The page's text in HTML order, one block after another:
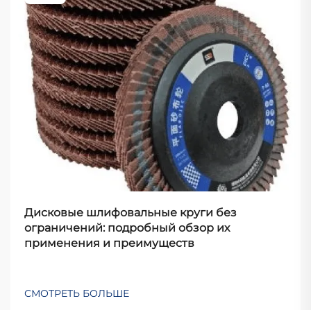
Дисковые шлифовальные круги без
ограничений: подробный обзор их
применения и преимуществ
СМОТРЕТЬ БОЛЬШЕ